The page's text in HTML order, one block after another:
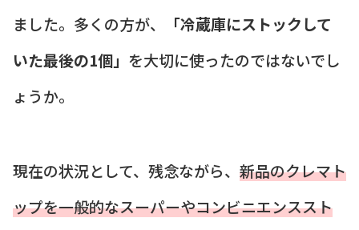
ました。多くの方が、
「冷蔵庫にストックして
いた最後の1個」 を大切に使ったのではないでし
ょうか。
現在の状況として、残念ながら、 新品のクレマト
ップを一般的なスーパーやコンビニエンススト